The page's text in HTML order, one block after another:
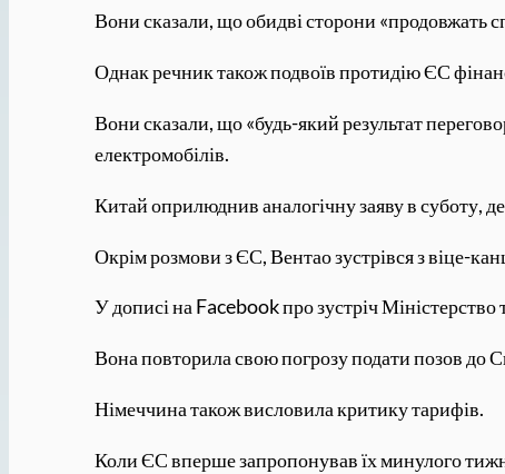
Вони сказали, що обидві сторони «продовжать
Однак речник також подвоїв протидію ЄС
Вони сказали, що «будь-який результат
електромобілів.
Китай оприлюднив аналогічну заяву в суботу,
Окрім розмови з ЄС, Вентао зустрівся з віце-
У дописі на Facebook про зустріч
Вона повторила свою погрозу подати позов до
Німеччина також висловила критику тарифів.
Коли ЄС вперше запропонував їх минулого